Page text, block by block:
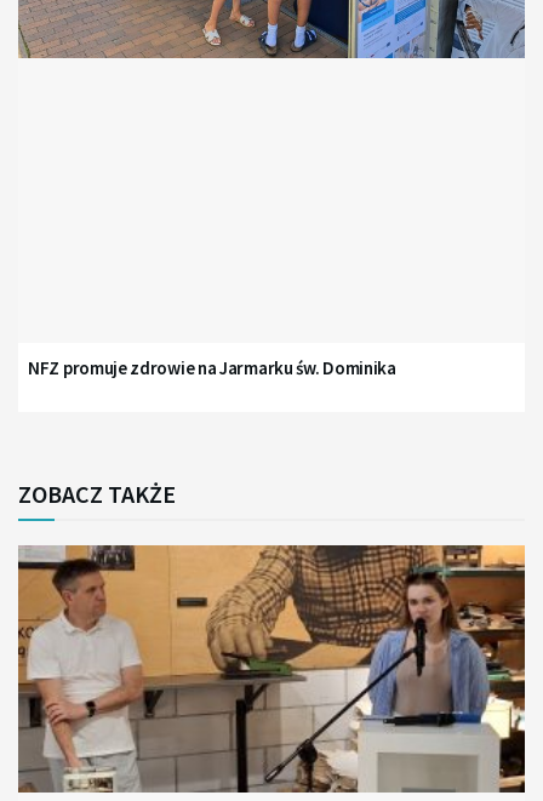
NFZ promuje zdrowie na Jarmarku św. Dominika
ZOBACZ TAKŻE